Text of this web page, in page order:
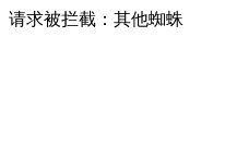
请求被拦截：其他蜘蛛